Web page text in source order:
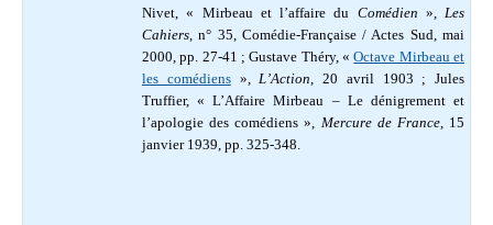
Nivet, « Mirbeau et l’affaire du Comédien », Les
Cahiers , n° 35, Comédie-Française / Actes Sud, mai
2000, pp. 27-41 ; Gustave Théry, «Octave Mirbeau et
les comédiens», L’Action , 20 avril 1903 ; Jules
Truffier, « L’Affaire Mirbeau – Le dénigrement et
l’apologie des comédiens », Mercure de France, 15
janvier 1939, pp. 325-348.